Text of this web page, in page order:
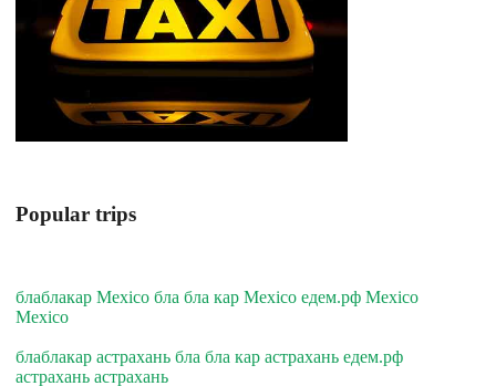
Popular trips
блаблакар Mexico бла бла кар Mexico едем.рф Mexico
Mexico
блаблакар астрахань бла бла кар астрахань едем.рф
астрахань астрахань